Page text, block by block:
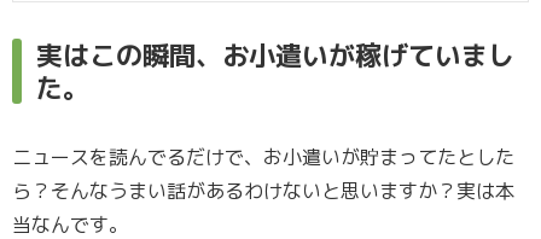
実はこの瞬間、お小遣いが稼げていまし
た。
ニュースを読んでるだけで、お小遣いが貯まってたとした
ら？そんなうまい話があるわけないと思いますか？実は本
当なんです。